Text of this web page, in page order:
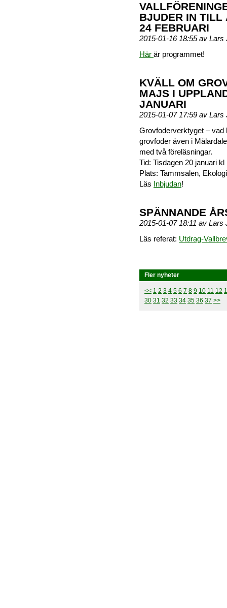
BJUDER IN TILL
24 FEBRUARI
2015-01-16 18:55 av
Här är programmet!
KVÄLL OM
MAJS I
JANUARI
2015-01-07 17:59 av
Grovfoderverktyget – vad
grovfoder även i
med två föreläsningar.
Tid: Tisdagen 20 januari kl
Plats: Tammsalen,
Läs Inbjudan!
SPÄNNANDE
2015-01-07 18:11 av
Läs referat: Utdrag-
Fler nyheter
<< 1 2 3 4 5 6 7 8 9 10 11 12
30 31 32 33 34 35 36 37 >>